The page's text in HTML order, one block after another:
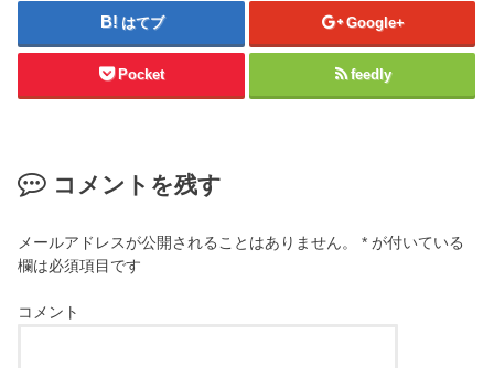
はてブ Google+
Pocket feedly
コメントを残す
メールアドレスが公開されることはありません。 * が付いている
欄は必須項目です
コメント